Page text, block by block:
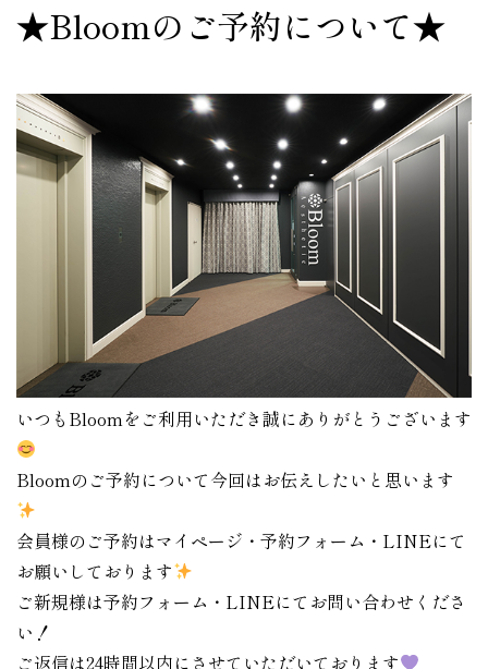
★Bloomのご予約について★
いつもBloomをご利用いただき誠にありがとうございます
Bloomのご予約について今回はお伝えしたいと思います
会員様のご予約はマイページ・予約フォーム・LINEにて
お願いしております
ご新規様は予約フォーム・LINEにてお問い合わせくださ
い！
ご返信は24時間以内にさせていただいております